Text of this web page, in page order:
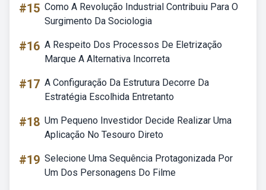
#15 Como A Revolução Industrial Contribuiu Para O
Surgimento Da Sociologia
#16 A Respeito Dos Processos De Eletrização
Marque A Alternativa Incorreta
#17 A Configuração Da Estrutura Decorre Da
Estratégia Escolhida Entretanto
#18 Um Pequeno Investidor Decide Realizar Uma
Aplicação No Tesouro Direto
#19 Selecione Uma Sequência Protagonizada Por
Um Dos Personagens Do Filme